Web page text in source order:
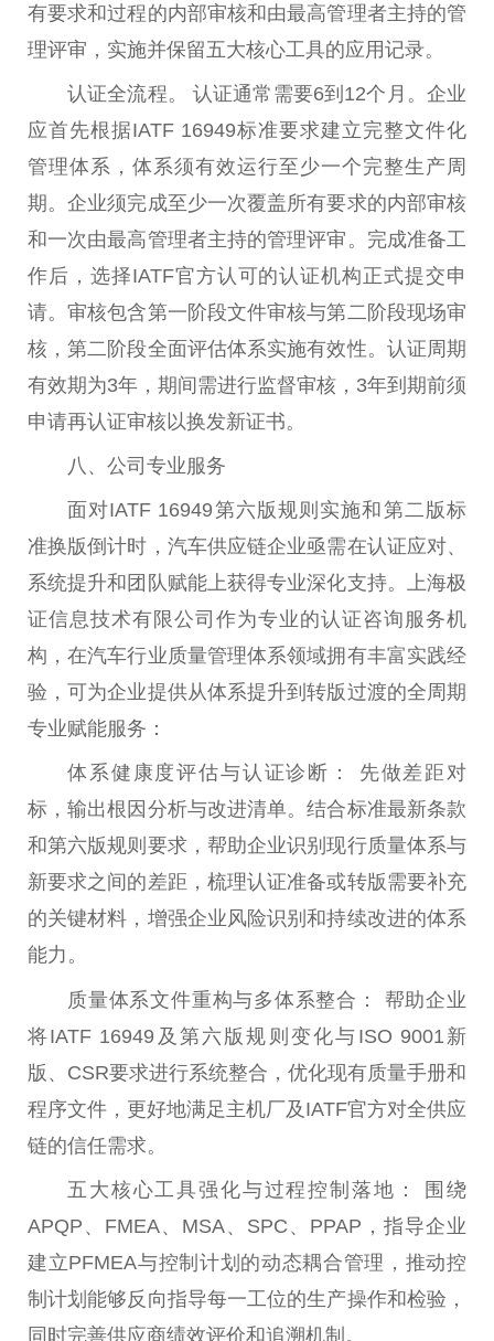
有要求和过程的内部审核和由最高管理者主持的管
理评审，实施并保留五大核心工具的应用记录。
认证全流程。 认证通常需要6到12个月。企业
应首先根据IATF 16949标准要求建立完整文件化
管理体系，体系须有效运行至少一个完整生产周
期。企业须完成至少一次覆盖所有要求的内部审核
和一次由最高管理者主持的管理评审。完成准备工
作后，选择IATF官方认可的认证机构正式提交申
请。审核包含第一阶段文件审核与第二阶段现场审
核，第二阶段全面评估体系实施有效性。认证周期
有效期为3年，期间需进行监督审核，3年到期前须
申请再认证审核以换发新证书。
八、公司专业服务
面对IATF 16949第六版规则实施和第二版标
准换版倒计时，汽车供应链企业亟需在认证应对、
系统提升和团队赋能上获得专业深化支持。上海极
证信息技术有限公司作为专业的认证咨询服务机
构，在汽车行业质量管理体系领域拥有丰富实践经
验，可为企业提供从体系提升到转版过渡的全周期
专业赋能服务：
体系健康度评估与认证诊断： 先做差距对
标，输出根因分析与改进清单。结合标准最新条款
和第六版规则要求，帮助企业识别现行质量体系与
新要求之间的差距，梳理认证准备或转版需要补充
的关键材料，增强企业风险识别和持续改进的体系
能力。
质量体系文件重构与多体系整合： 帮助企业
将IATF 16949及第六版规则变化与ISO 9001新
版、CSR要求进行系统整合，优化现有质量手册和
程序文件，更好地满足主机厂及IATF官方对全供应
链的信任需求。
五大核心工具强化与过程控制落地： 围绕
APQP、FMEA、MSA、SPC、PPAP，指导企业
建立PFMEA与控制计划的动态耦合管理，推动控
制计划能够反向指导每一工位的生产操作和检验，
同时完善供应商绩效评价和追溯机制。